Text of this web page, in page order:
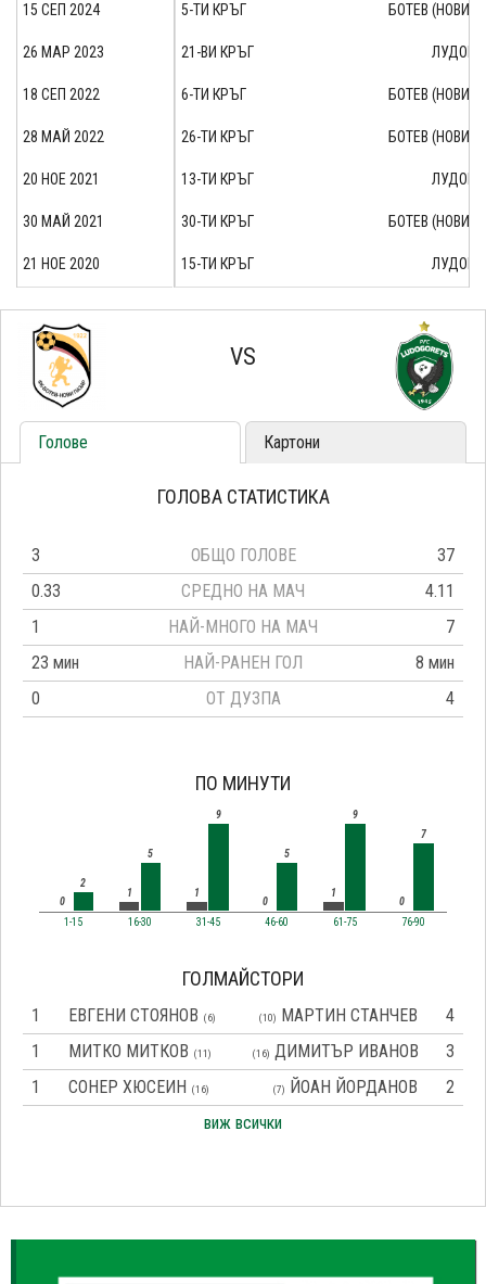
5-ТИ КРЪГ БОТЕВ (НОВИ
21-ВИ КРЪГ
6-ТИ КРЪГ БОТЕВ (НОВИ
26-ТИ КРЪГ БОТЕВ (НОВИ
13-ТИ КРЪГ
30-ТИ КРЪГ БОТЕВ (НОВИ
15-ТИ КРЪГ
15 СЕП 2024
26 МАР 2023
18 СЕП 2022
28 МАЙ 2022
20 НОЕ 2021
30 МАЙ 2021
21 НОЕ 2020
VS
Голове Картони
ГОЛОВА СТАТИСТИКА
3 ОБЩО ГОЛОВЕ
37
0.33
СРЕДНО НА МАЧ
4.11
1
НАЙ-МНОГО НА МАЧ
7
23 мин
НАЙ-РАНЕН ГОЛ
8 мин
0
ОТ ДУЗПА 4
ПО МИНУТИ
0
2
1-15
1
5
16-30
1
9
31-45
0
5
46-60
1
9
61-75
0
7
76-90
ГОЛМАЙСТОРИ
1 ЕВГЕНИ СТОЯНОВ (6) (10) МАРТИН СТАНЧЕВ
4
1
МИТКО МИТКОВ (11) (16) ДИМИТЪР ИВАНОВ
3
1
СОНЕР ХЮСЕИН (16) (7) ЙОАН ЙОРДАНОВ
2
виж всички